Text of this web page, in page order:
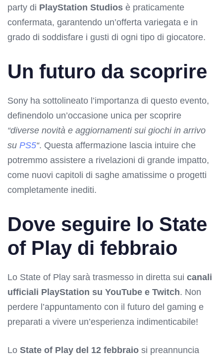
party di PlayStation Studios è praticamente
confermata, garantendo un’offerta variegata e in
grado di soddisfare i gusti di ogni tipo di giocatore.
Un futuro da scoprire
Sony ha sottolineato l’importanza di questo evento,
definendolo un’occasione unica per scoprire
“diverse novità e aggiornamenti sui giochi in arrivo
su PS5“. Questa affermazione lascia intuire che
potremmo assistere a rivelazioni di grande impatto,
come nuovi capitoli di saghe amatissime o progetti
completamente inediti.
Dove seguire lo State
of Play di febbraio
Lo State of Play sarà trasmesso in diretta sui canali
ufficiali PlayStation su YouTube e Twitch. Non
perdere l’appuntamento con il futuro del gaming e
preparati a vivere un’esperienza indimenticabile!
Lo State of Play del 12 febbraio si preannuncia